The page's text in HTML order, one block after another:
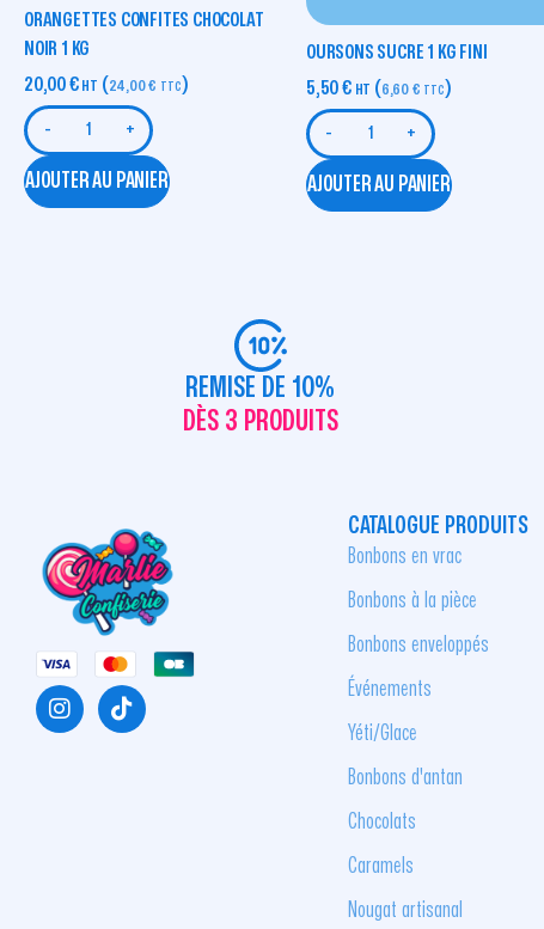
ORANGETTES CONFITES CHOCOLAT
NOIR 1 KG
20,00€ HT (24,00€ TTC)
- +
AJOUTER AU PANIER
OURSONS SUCRE 1 KG FINI
5,50€ HT (6,60 € TTC)
- +
AJOUTER AU PANIER
REMISE DE 10%
DÈS 3 PRODUITS
CATALOGUE PRODUITS
Bonbons en vrac
Bonbons à la pièce
Bonbons enveloppés
Événements
Yéti/Glace
Bonbons d'antan
Chocolats
Caramels
Nougat artisanal